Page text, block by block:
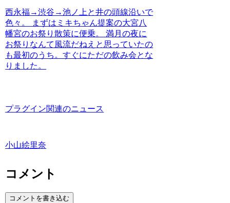
西永福→渋谷→池ノ上と井の頭線沿いで
色々。 まずはミキちゃん提案の大宮八
幡宮のお祭り散策に便乗。 満月の夜に
お祭りなんて風流だねえと思っていたの
も最初のうち。すぐにただの飲み会とな
りました。
プラグイン関連のニュース
小山絵里奈
コメント
コメントを書き込む